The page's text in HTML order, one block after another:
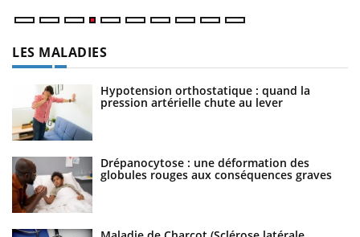
LES MALADIES
Hypotension orthostatique : quand la
pression artérielle chute au lever
Drépanocytose : une déformation des
globules rouges aux conséquences graves